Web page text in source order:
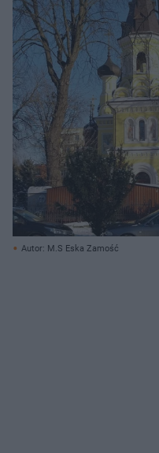
Autor: M.S Eska Zamość